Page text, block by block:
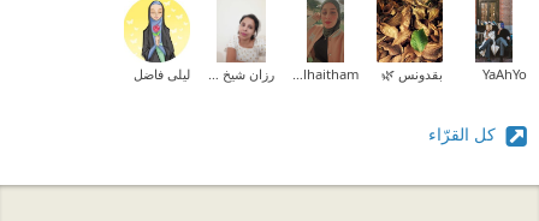
YaAhYo بقدونس 🌿 ليلى فاضل
كل القرّاء